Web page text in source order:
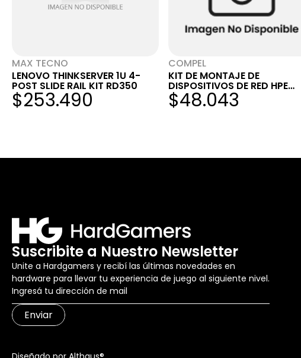
MAX TECNO
LENOVO THINKSERVER 1U 4-
POST SLIDE RAIL KIT RD350
$253.490
COMPEL
KIT DE MONTAJE DE
DISPOSITIVOS DE RED HPE
ARUBA AP-MNT-D
$48.043
Suscribite a Nuestro Newsletter
Unite a Hardgamers y recibí las últimas novedades en
hardware para llevar tu experiencia de juego al siguiente nivel.
Enviar